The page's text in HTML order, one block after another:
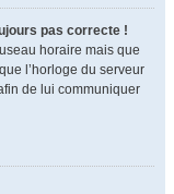
pas correcte !
horaire mais que
l’horloge du serveur
de lui communiquer